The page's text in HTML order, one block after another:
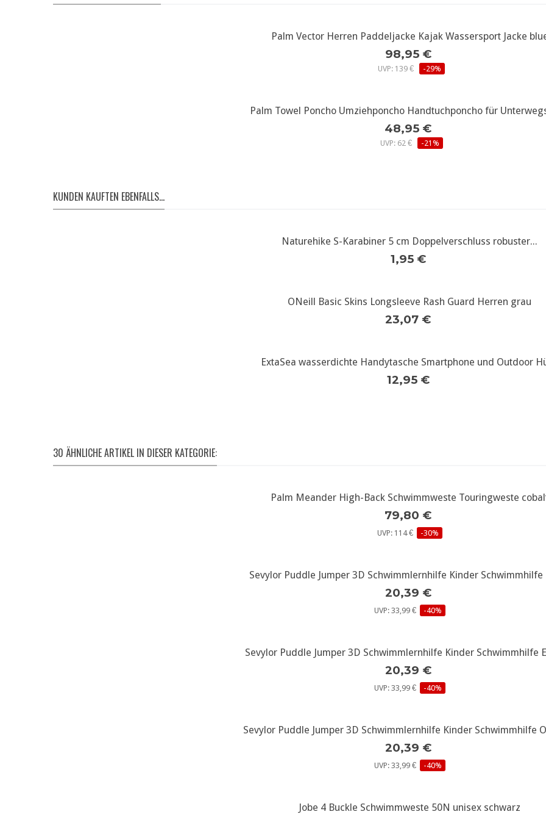
weitere Infos...
Palm Vector Herren Paddeljacke Kajak Wassersport Jacke
98,95 €
UVP: 139 € -29%
weitere Infos...
Palm Towel Poncho Umziehponcho Handtuchponcho für
48,95 €
UVP: 62 € -21%
KUNDEN KAUFTEN EBENFALLS...
weitere Infos...
Naturehike S-Karabiner 5 cm Doppelverschluss robuster...
1,95 €
weitere Infos...
ONeill Basic Skins Longsleeve Rash Guard Herren grau
23,07 €
weitere Infos...
ExtaSea wasserdichte Handytasche Smartphone und Outdoor
12,95 €
30 ÄHNLICHE ARTIKEL IN DIESER KATEGORIE:
weitere Infos...
Palm Meander High-Back Schwimmweste Touringweste
79,80 €
UVP: 114 € -30%
weitere Infos...
Sevylor Puddle Jumper 3D Schwimmlernhilfe Kinder Schwimmhilfe
20,39 €
UVP: 33,99 € -40%
weitere Infos...
Sevylor Puddle Jumper 3D Schwimmlernhilfe Kinder Schwimmhilfe
20,39 €
UVP: 33,99 € -40%
weitere Infos...
Sevylor Puddle Jumper 3D Schwimmlernhilfe Kinder Schwimmhilfe
20,39 €
UVP: 33,99 € -40%
weitere Infos...
Jobe 4 Buckle Schwimmweste 50N unisex schwarz